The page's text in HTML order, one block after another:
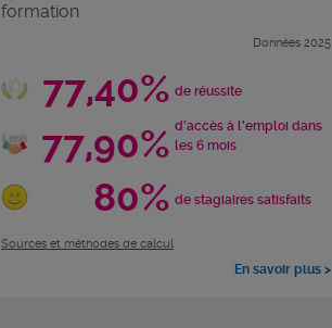
formation
Données 2025
77,40% de réussite
77,90% d'accès à l'emploi dans
les 6 mois
80% de stagiaires satisfaits
Sources et méthodes de calcul
En savoir plus >